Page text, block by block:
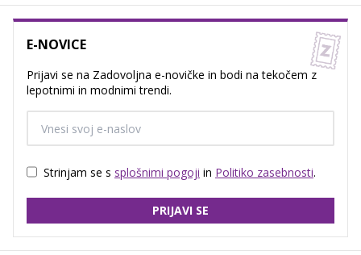
E-NOVICE
Prijavi se na Zadovoljna e-novičke in bodi na tekočem z
lepotnimi in modnimi trendi.
Strinjam se s splošnimi pogoji in Politiko zasebnosti.
PRIJAVI SE